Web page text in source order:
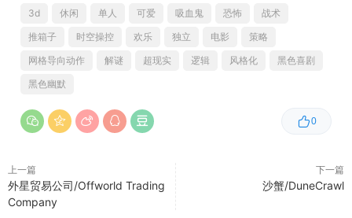
Camp》的忠实玩家来说，原有的谜题关卡依然有很多可供
挑战！）。我们在《Slayaway Camp》那些令人绞尽脑汁的
核心玩法基础上，又添加了许多新的元素：比如可以推动的
0
3d 休闲 单人 可爱 吸血鬼 恐怖
战术
推箱子
时空操控 欢乐 独立 电影
策略
网格导向动作
解谜 超现实 逻辑 风格化
黑色喜剧
黑色幽默
上一篇
外星贸易公司/Offworld Trading
Company
下一篇
沙蟹/DuneCrawl